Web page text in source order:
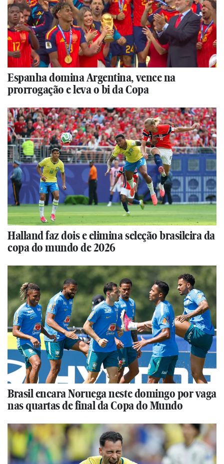
Espanha domina Argentina, vence na
prorrogação e leva o bi da Copa
Halland faz dois e elimina seleção brasileira da
copa do mundo de 2026
Brasil encara Noruega neste domingo por vaga
nas quartas de final da Copa do Mundo